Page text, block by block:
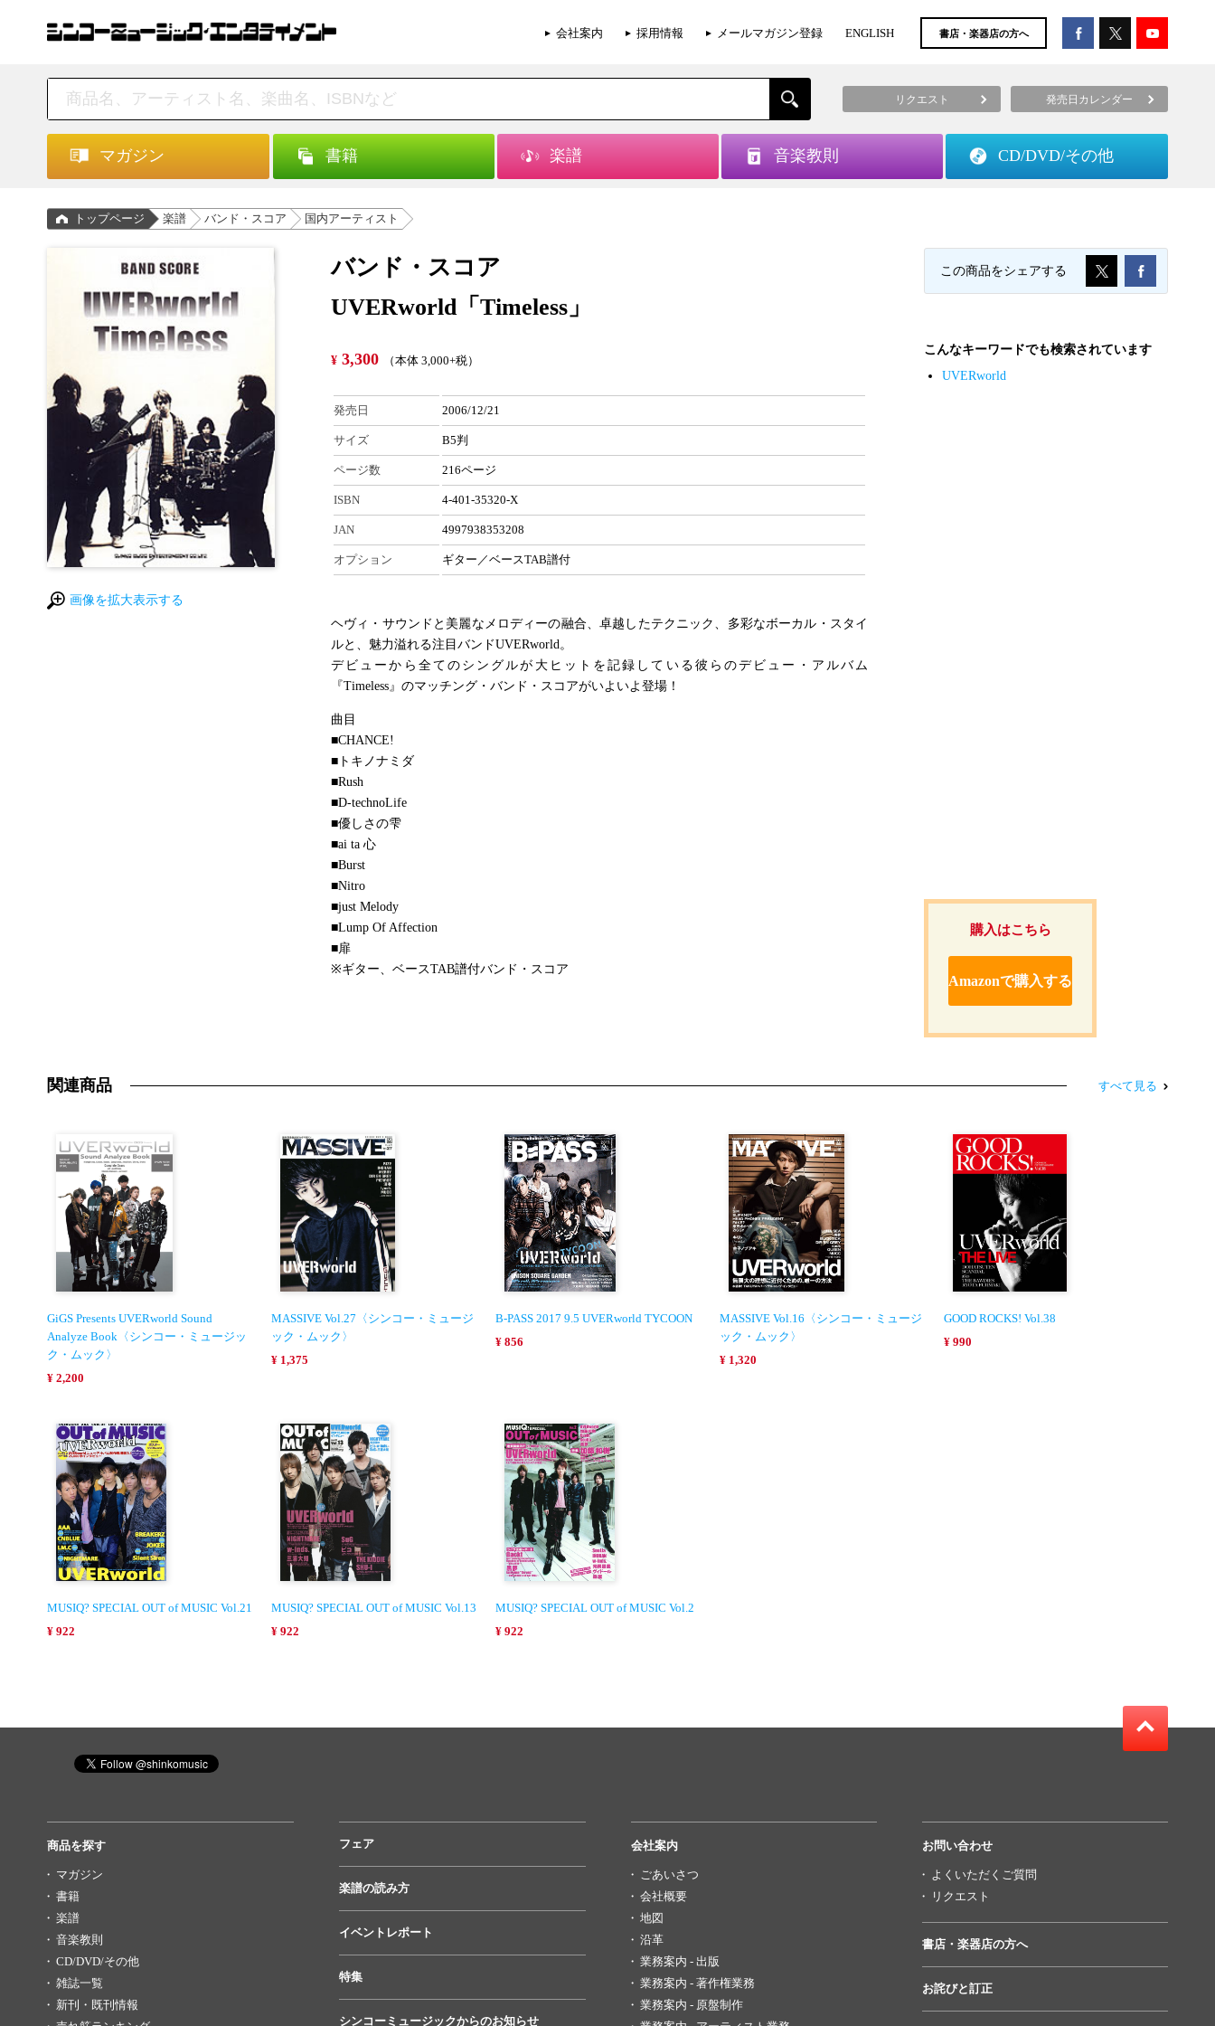
会社案内 採用情報 メールマガジン登録 ENGLISH 書店・楽器店の方へ
リクエスト 発売日カレンダー
マガジン 書籍 楽譜 音楽教則 CD/DVD/その他
トップページ 楽譜 バンド・スコア 国内アーティスト
画像を拡大表示する
バンド・スコア
UVERworld「Timeless」
¥ 3,300 （本体 3,000+税）
発売日 2006/12/21
サイズ B5判
ページ数 216ページ
ISBN 4-401-35320-X
JAN 4997938353208
オプション ギター／ベースTAB譜付
ヘヴィ・サウンドと美麗なメロディーの融合、卓越したテクニック、多彩なボーカル・スタイ
ルと、魅力溢れる注目バンドUVERworld。
デビューから全てのシングルが大ヒットを記録している彼らのデビュー・アルバム
『Timeless』のマッチング・バンド・スコアがいよいよ登場！
曲目
■CHANCE!
■トキノナミダ
■Rush
■D-technoLife
■優しさの雫
■ai ta 心
■Burst
■Nitro
■just Melody
■Lump Of Affection
■扉
※ギター、ベースTAB譜付バンド・スコア
購入はこちら
Amazonで購入する
この商品をシェアする
こんなキーワードでも検索されています
UVERworld
関連商品 すべて見る
GiGS Presents UVERworld Sound
Analyze Book〈シンコー・ミュージッ
ク・ムック〉
¥ 2,200
MASSIVE Vol.27〈シンコー・ミュージ
ック・ムック〉
¥ 1,375
B-PASS 2017 9.5 UVERworld TYCOON
¥ 856
MASSIVE Vol.16〈シンコー・ミュージ
ック・ムック〉
¥ 1,320
GOOD ROCKS! Vol.38
¥ 990
MUSIQ? SPECIAL OUT of MUSIC Vol.21
¥ 922
MUSIQ? SPECIAL OUT of MUSIC Vol.13
¥ 922
MUSIQ? SPECIAL OUT of MUSIC Vol.2
¥ 922
商品を探す
マガジン
書籍
楽譜
音楽教則
CD/DVD/その他
雑誌一覧
新刊・既刊情報
フェア
楽譜の読み方
イベントレポート
特集
シンコーミュージックからのお知らせ
会社案内
ごあいさつ
会社概要
地図
沿革
業務案内 - 出版
業務案内 - 著作権業務
業務案内 - 原盤制作
お問い合わせ
よくいただくご質問
リクエスト
書店・楽器店の方へ
お詫びと訂正